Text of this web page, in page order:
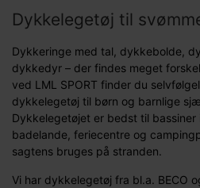
Dykkelegetøj til
Dykkeringe med tal, dykkebolde,
dykkedyr – der findes meget
ved LML SPORT finder du
dykkelegetøj til børn og barnlige
Dykkelegetøjet er bedst til bassiner
badelande, feriecentre og
sagtens bruges på stranden.
Vi har dykkelegetøj fra bl.a. BECO